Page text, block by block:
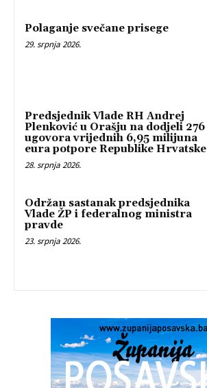
Polaganje svečane prisege
29. srpnja 2026.
Predsjednik Vlade RH Andrej
Plenković u Orašju na dodjeli 276
ugovora vrijednih 6,95 milijuna
eura potpore Republike Hrvatske
28. srpnja 2026.
Održan sastanak predsjednika
Vlade ŽP i federalnog ministra
pravde
23. srpnja 2026.